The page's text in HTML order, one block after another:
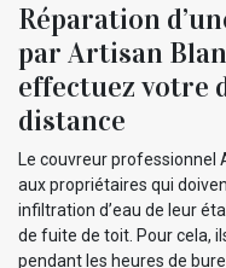
Réparation
par Artisan
effectuez votre
distance
Le couvreur professionnel
aux propriétaires qui
infiltration d’eau de leur
de fuite de toit. Pour cela,
pendant les heures de